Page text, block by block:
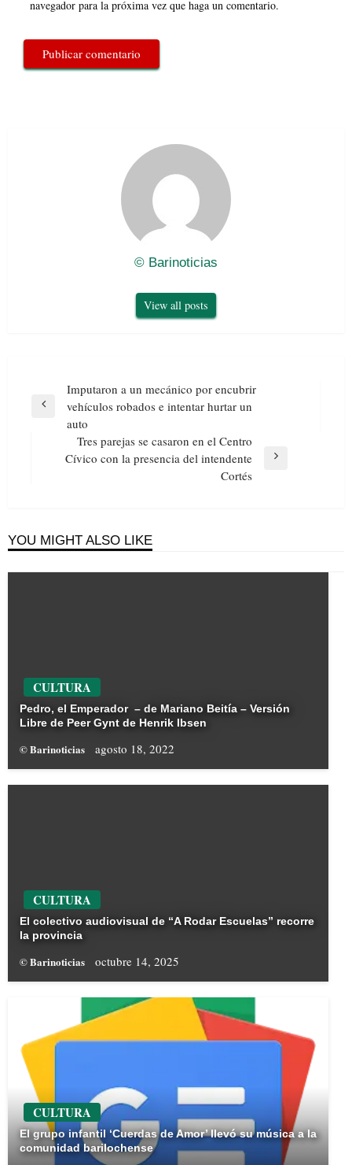
navegador para la próxima vez que haga un comentario.
© Barinoticias
View all posts
Navegación
de
entradas
Previous
Imputaron a un mecánico por encubrir
vehículos robados e intentar hurtar un
auto
Next
Tres parejas se casaron en el Centro
Cívico con la presencia del intendente
Cortés
YOU MIGHT ALSO LIKE
CULTURA
Pedro, el Emperador – de Mariano Beitía – Versión
Libre de Peer Gynt de Henrik Ibsen
© Barinoticias agosto 18, 2022
CULTURA
El colectivo audiovisual de “A Rodar Escuelas” recorre
la provincia
© Barinoticias octubre 14, 2025
CULTURA
El grupo infantil ‘Cuerdas de Amor’ llevó su música a la
comunidad barilochense